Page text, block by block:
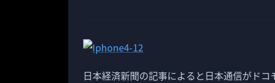
日本経済新聞の記事によると日本通信がド